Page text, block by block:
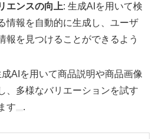
エンスの向上: 生成AIを用いて検
情報を自動的に生成し、ユーザ
報を見つけることができるよう
成AIを用いて商品説明や商品画像
、多様なバリエーションを試す
す
.